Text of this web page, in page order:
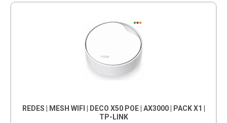
REDES | MESH WIFI | DECO X50 POE | AX3000 | PACK X1 |
TP-LINK